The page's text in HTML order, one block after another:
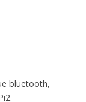
bluetooth,